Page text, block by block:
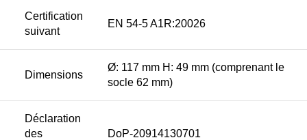
Certification
suivant
EN 54-5 A1R:20026
Dimensions
Ø: 117 mm H: 49 mm (comprenant le
socle 62 mm)
Déclaration
des
DoP-20914130701